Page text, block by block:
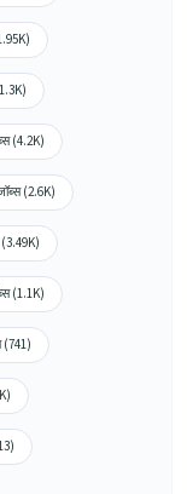
(4.2K)
(2.6K)
(1.1K)
(741)